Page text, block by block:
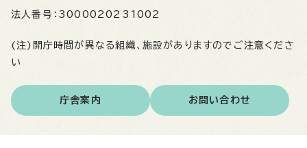
法人番号： 3000020231002
(注)開庁時間が異なる組織、施設がありますのでご注意くださ
い
庁舎案内 お問い合わせ